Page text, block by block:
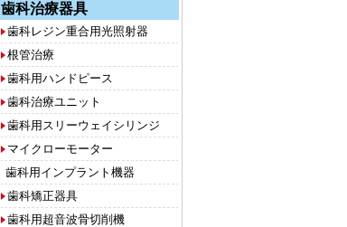
歯科治療器具
歯科レジン重合用光照射器
根管治療
歯科用ハンドピース
歯科治療ユニット
歯科用スリーウェイシリンジ
マイクローモーター
歯科用インプラント機器
歯科矯正器具
歯科用超音波骨切削機